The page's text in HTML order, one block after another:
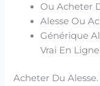
Ou Acheter
Alesse Ou
Générique
Vrai En Ligne
Acheter Du